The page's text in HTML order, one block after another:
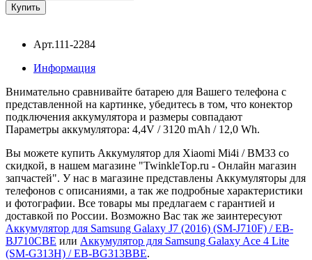
Арт.111-2284
Информация
Внимательно сравнивайте батарею для Вашего телефона с
представленной на картинке, убедитесь в том, что конектор
подключения аккумулятора и размеры совпадают
Параметры аккумулятора: 4,4V / 3120 mAh / 12,0 Wh.
Вы можете купить Аккумулятор для Xiaomi Mi4i / BM33 со
скидкой, в нашем магазине "TwinkleTop.ru - Онлайн магазин
запчастей". У нас в магазине представлены Аккумуляторы для
телефонов с описаниями, а так же подробные характеристики
и фотографии. Все товары мы предлагаем с гарантией и
доставкой по России. Возможно Вас так же заинтересуют
Аккумулятор для Samsung Galaxy J7 (2016) (SM-J710F) / EB-
BJ710CBE или Аккумулятор для Samsung Galaxy Ace 4 Lite
(SM-G313H) / EB-BG313BBE.